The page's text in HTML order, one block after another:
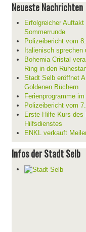
Neueste Nachrichten
Erfolgreicher
Sommerrunde
Polizeibericht vom
Italienisch sprechen
Bohemia Cristal
Ring in den
Stadt Selb eröffnet
Goldenen Büchern
Ferienprogramme
Polizeibericht vom
Erste-Hilfe-Kurs des
Hilfsdienstes
ENKL verkauft
Infos der Stadt Selb